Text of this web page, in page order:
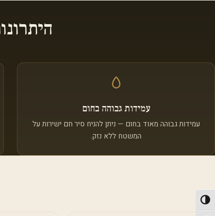
הפעל/כבה ניגודיות גבוהה
עמידות גבוהה בחום
עמידות גבוהה מאוד בחום — ניתן להניח סיר חם ישירות על
המשטח ללא נזק.